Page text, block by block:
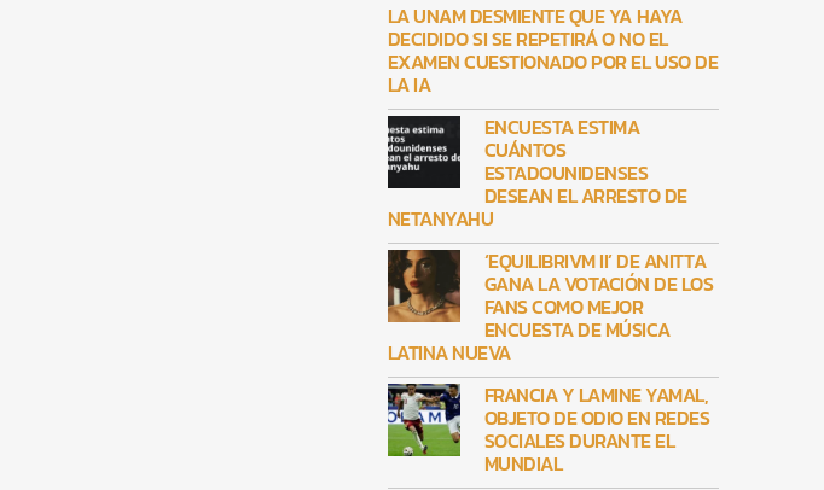
LA UNAM DESMIENTE QUE YA HAYA
DECIDIDO SI SE REPETIRÁ O NO EL
EXAMEN CUESTIONADO POR EL USO DE
LA IA
ENCUESTA ESTIMA
CUÁNTOS
ESTADOUNIDENSES
DESEAN EL ARRESTO DE
NETANYAHU
‘EQUILIBRIVM II’ DE ANITTA
GANA LA VOTACIÓN DE LOS
FANS COMO MEJOR
ENCUESTA DE MÚSICA
LATINA NUEVA
FRANCIA Y LAMINE YAMAL,
OBJETO DE ODIO EN REDES
SOCIALES DURANTE EL
MUNDIAL